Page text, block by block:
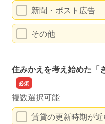
新聞・ポスト広告
その他
住みかえを考え始めた「
複数選択可能
賃貸の更新時期が近